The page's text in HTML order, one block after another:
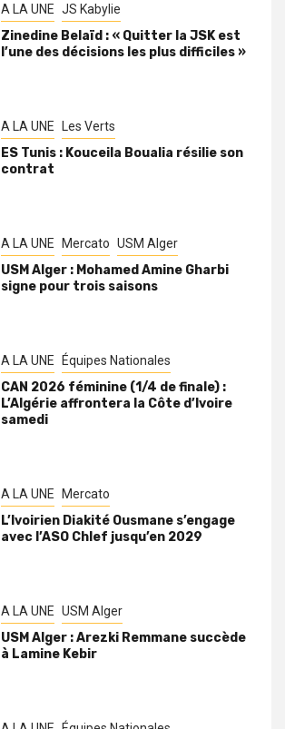
A LA UNE JS Kabylie
Zinedine Belaïd : « Quitter la JSK est
l’une des décisions les plus difficiles »
A LA UNE Les Verts
ES Tunis : Kouceila Boualia résilie son
contrat
A LA UNE Mercato USM Alger
USM Alger : Mohamed Amine Gharbi
signe pour trois saisons
A LA UNE Équipes Nationales
CAN 2026 féminine (1/4 de finale) :
L’Algérie affrontera la Côte d’Ivoire
samedi
A LA UNE Mercato
L’Ivoirien Diakité Ousmane s’engage
avec l’ASO Chlef jusqu’en 2029
A LA UNE USM Alger
USM Alger : Arezki Remmane succède
à Lamine Kebir